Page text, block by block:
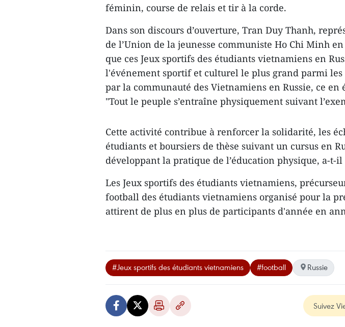
féminin, course de relais et tir à la corde.
Dans son discours d’ouverture, Tran Duy Thanh,
de l’Union de la jeunesse communiste Ho Chi Minh
que ces Jeux sportifs des étudiants vietnamiens en
l'événement sportif et culturel le plus grand parmi les
par la communauté des Vietnamiens en Russie, ce en
"Tout le peuple s’entraîne physiquement suivant
Cette activité contribue à renforcer la solidarité, les
étudiants et boursiers de thèse suivant un cursus en
développant la pratique de l’éducation physique, a-t-il
Les Jeux sportifs des étudiants vietnamiens,
football des étudiants vietnamiens organisé pour la
attirent de plus en plus de participants d'année en
#Jeux sportifs des étudiants vietnamiens #football Russie
Suivez